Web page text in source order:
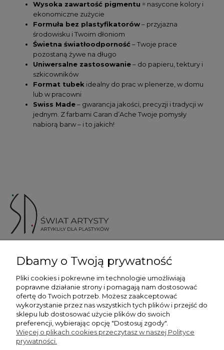
Wysoka zawartość pigmentu = nasycone kolory i
ekonomiczne zużycie
Formuła bez plastyfikatorów– przyjazna
środowisku i Twoim dłoniom
Świetna światłoodporność– Twoje prace
pozostaną żywe na długo
Uniwersalne zastosowanie– do papieru, tektury i
szkicowników
Format tubek idealny do prac w plenerze, w domu
lub w pracowni
Swiss Made– gwarancja jakości, precyzji i tradycji w
jednym. Z farbami Caran d’Ache Twoje pomysły
nabiorą barw – i to jakich!
Więcej informacji
Płatność i dostawa
Dbamy o Twoją prywatność
Pliki cookies i pokrewne im technologie umożliwiają
poprawne działanie strony i pomagają nam dostosować
ofertę do Twoich potrzeb. Możesz zaakceptować
wykorzystanie przez nas wszystkich tych plików i przejść do
sklepu lub dostosować użycie plików do swoich
preferencji, wybierając opcję "Dostosuj zgody".
Więcej o plikach cookies przeczytasz w naszej Polityce
prywatności.